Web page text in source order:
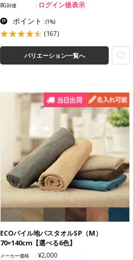
BG卸価 ログイン後表示
ポイント :(1%)
(167)
バリエーション一覧へ
ECOパイル地バスタオルSP（M）
70×140cm【選べる6色】
メーカー価格 ¥2,000